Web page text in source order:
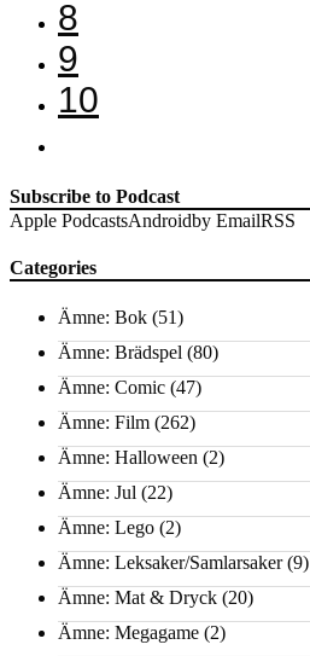
8
9
10
Subscribe to Podcast
Apple PodcastsAndroidby EmailRSS
Categories
Ämne: Bok (51)
Ämne: Brädspel (80)
Ämne: Comic (47)
Ämne: Film (262)
Ämne: Halloween (2)
Ämne: Jul (22)
Ämne: Lego (2)
Ämne: Leksaker/Samlarsaker(9)
Ämne: Mat & Dryck (20)
Ämne: Megagame (2)